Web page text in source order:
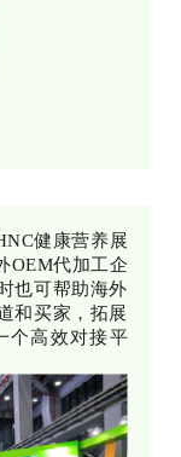
健康营养展
OEM代加工企
也可帮助海外
和买家，拓展
个高效对接平